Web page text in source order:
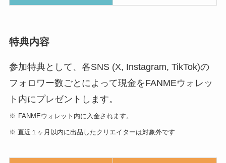
特典内容
参加特典として、各SNS (X, Instagram, TikTok)の
フォロワー数ごとによって現金をFANMEウォレッ
ト内にプレゼントします。
※ FANMEウォレット内に入金されます。
※ 直近１ヶ月以内に出品したクリエイターは対象外です